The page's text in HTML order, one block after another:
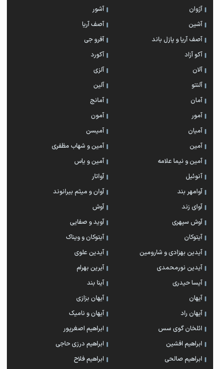
آژوان
آشور
آشین
آصف آریا
آصف آریا و پازل باند
آفرو جی
آکو آزاد
آکورد
آلان
آلزی
آلنتو
آلین
آمان
آمانج
آمور
آمون
آمیان
آمیسن
آمین
آمین و شهاب مظفری
آمین و نیما علامه
آمین و یاس
آنوئیل
آواتار
آوامهر بند
آوان و میثم بیرانوند
آوای زند
آوش
آوش سپهری
آوید و صفایی
آیتوکان
آیتوکان و ویناک
آیدین بهزادی و شارومین
آیدین علوی
آیدین نورمحمدی
آیرین بهرام
آیسا حیدری
آینا بند
آیهان
آیهان بزازی
آیهان راد
آیهان و نامیک
ائلخان گوی سس
ابراهیم اصغرپور
ابراهیم افشین
ابراهیم درزی حاجی
ابراهیم صالحی
ابراهیم فلاح